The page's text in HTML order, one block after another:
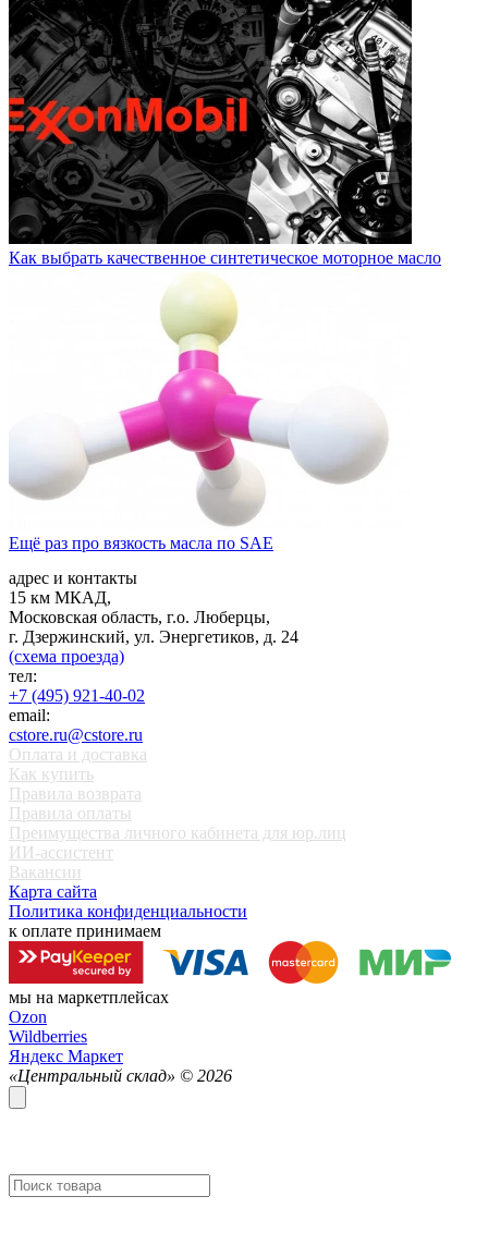
Как выбрать качественное синтетическое моторное масло
Ещё раз про вязкость масла по SAE
адрес и контакты
15 км МКАД,
Московская область, г.о. Люберцы,
г. Дзержинский, ул. Энергетиков, д. 24
(схема проезда)
тел:
+7 (495) 921-40-02
email:
cstore.ru@cstore.ru
Оплата и доставка
Как купить
Правила возврата
Правила оплаты
Преимущества личного кабинета для юр.лиц
ИИ-ассистент
Вакансии
Карта сайта
Политика конфиденциальности
к оплате принимаем
мы на маркетплейсах
Ozon
Wildberries
Яндекс Маркет
«Центральный склад» © 2026